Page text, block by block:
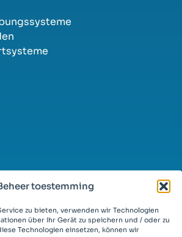
toestemming
zu bieten, verwenden wir Technologien
über Ihr Gerät zu speichern und / oder zu
Technologien einsetzen, können wir